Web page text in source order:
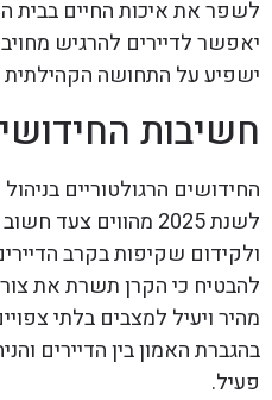
לשפר את איכות החיים בבית
יאפשר לדיירים להרגיש
ישפיע על התחושה הקהילתית
חשיבות
החידושים הרגולטוריים
לשנת 2025 מהווים
ולקידום שקיפות בקרב
להבטיח כי הקרן תשרת את
מהיר ויעיל למצבים בלתי
בהגברת האמון בין הדיירים
פעיל.